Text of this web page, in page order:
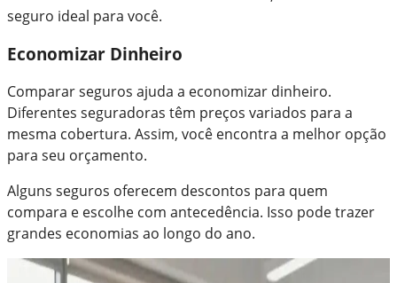
seguro ideal para você.
Economizar Dinheiro
Comparar seguros ajuda a economizar dinheiro.
Diferentes seguradoras têm preços variados para a
mesma cobertura. Assim, você encontra a melhor opção
para seu orçamento.
Alguns seguros oferecem descontos para quem
compara e escolhe com antecedência. Isso pode trazer
grandes economias ao longo do ano.